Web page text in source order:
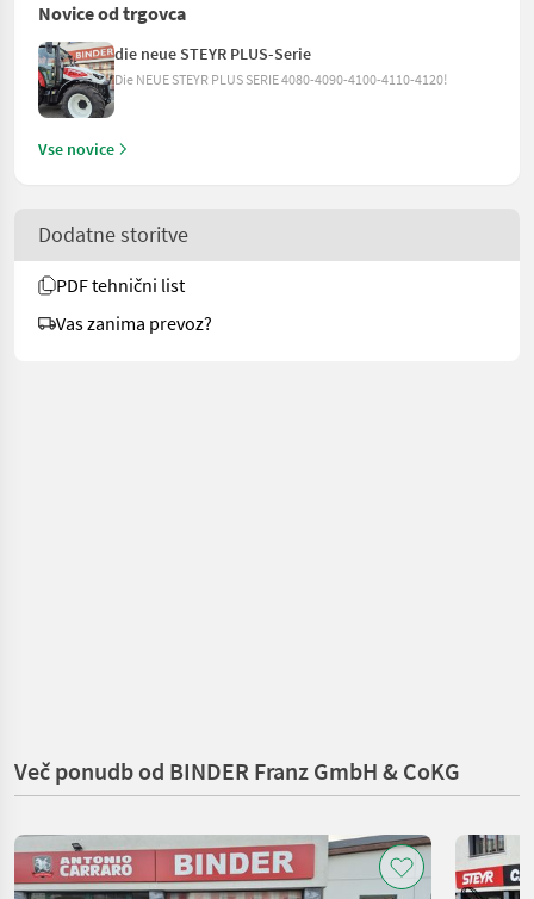
Novice od trgovca
die neue STEYR PLUS-Serie
Die NEUE STEYR PLUS SERIE 4080-4090-4100-4110-4120!
Vse novice
Dodatne storitve
PDF tehnični list
Vas zanima prevoz?
Več ponudb od BINDER Franz GmbH & CoKG